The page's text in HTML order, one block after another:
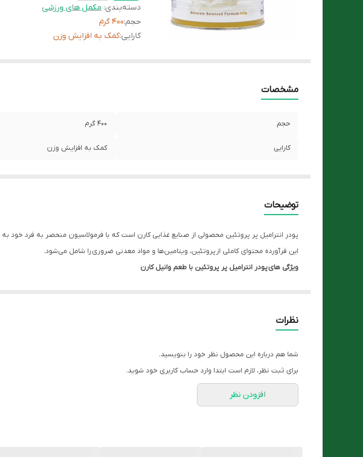
دسته‌بندی: مکمل های ورزشی
حجم:400 گرم
کارایی:کمک به افزایش وزن
مشخصات
حجم 400 گرم
کارایی کمک به افزایش وزن
توضیحات
پودر انترامیل پر پروتئین محصولی از صنایع غذایی کارن است که با فرمولاسیون منحصر به فرد خود به
این فرآورده محتوای کاملی از پروتئین، ویتامین‌ها و مواد معدنی ضروری را شامل می‌شود.
ویژگی های پودر انترامیل پر پروتئین با طعم وانیل کارن
20% انرژی از پروتئین با ارزش بیولوژیکی بالا (whey)
35% انرژی از چربی روغن نارگیل (منبع MCT) و آفتابگردان
حاوی ویتامین‌ها و مواد معدنی
مجموعه آنزیم‌های گوارشی جهت جذب بهتر
نظرات
شما هم درباره این محصول نظر خود را بنویسید.
برای ثبت نظر، لازم است ابتدا وارد حساب کاربری خود شوید.
افزودن نظر